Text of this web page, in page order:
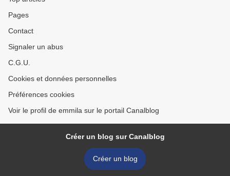
Pages
Contact
Signaler un abus
C.G.U.
Cookies et données personnelles
Préférences cookies
Voir le profil de emmila sur le portail Canalblog
Créer un blog sur Canalblog
Créer un blog